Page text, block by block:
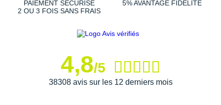
Semelle intérieure amovible
Largeur B : standard
PAIEMENT SÉCURISÉ
2 OU 3 FOIS SANS FRAIS
5% AVANTAGE FIDÉLITÉ
4,8/5
38308 avis sur les 12 derniers mois